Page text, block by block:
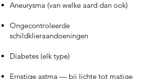
Aneurysma (van welke aard dan ook)
Ongecontroleerde
schildklieraandoeningen
Diabetes (elk type)
Ernstige astma — bij lichte tot matige